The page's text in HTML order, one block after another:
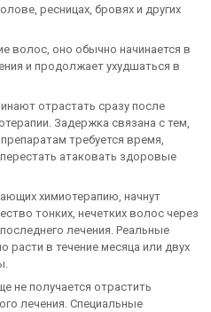
ресницах, бровях и других
волос, оно обычно начинается в
и продолжает ухудшаться в
отрастать сразу после
Задержка связана с тем,
требуется время,
атаковать здоровые
химиотерапию, начнут
тонких, нечетких волос через
лечения. Реальные
расти в течение месяца или двух
не получается отрастить
лечения. Специальные